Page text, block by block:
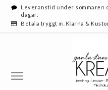
Leveranstid under sommaren
dagar.
Betala tryggt m. Klarna &